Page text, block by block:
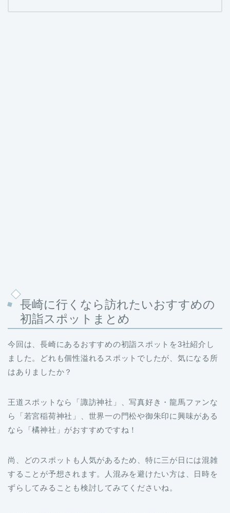
長崎に行くなら訪れたいおすすめの
初詣スポットまとめ
今回は、長崎にあるおすすめの初詣スポットを3社紹介し
ました。どれも個性溢れるスポットでしたが、気になる所
はありましたか？
王道スポットなら「諏訪神社」、写真好き・龍馬ファンな
ら「若宮稲荷神社」、世界一の門松や御朱印に興味がある
なら「橘神社」がおすすめですね！
尚、どのスポットも人気があるため、特に三が日には混雑
することが予想されます。人混みを避けたい方は、日時を
ずらしてみることも検討してみてくださいね。